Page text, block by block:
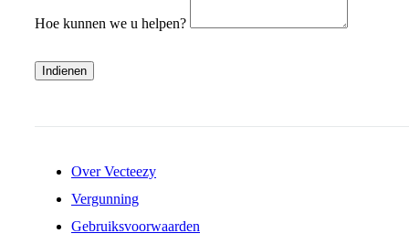
Hoe kunnen we u helpen?
Indienen
Over Vecteezy
Vergunning
Gebruiksvoorwaarden